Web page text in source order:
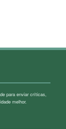
para enviar críticas,
melhor.